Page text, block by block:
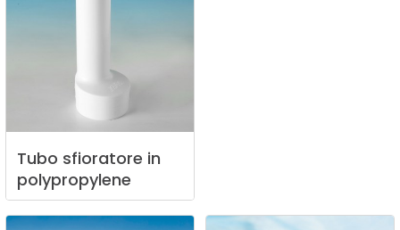
Tubo sfioratore in
polypropylene